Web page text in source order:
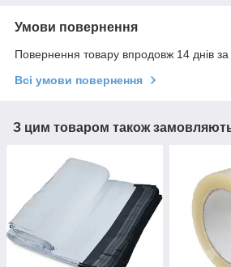
Умови повернення
Повернення товару впродовж 14 днів
Всі умови повернення
З цим товаром також